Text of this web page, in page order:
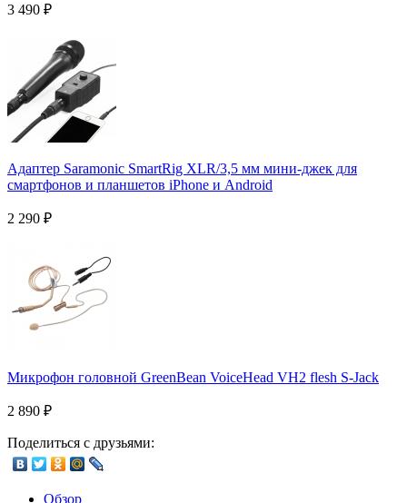
3 490 ₽
Адаптер Saramonic SmartRig XLR/3,5 мм мини-джек для
смартфонов и планшетов iPhone и Android
2 290 ₽
Микрофон головной GreenBean VoiceHead VH2 flesh S-Jack
2 890 ₽
Поделиться с друзьями:
Обзор